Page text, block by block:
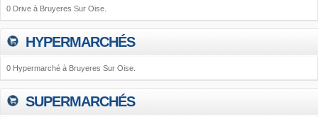
0 Drive à Bruyeres Sur Oise.
HYPERMARCHÉS
0 Hypermarché à Bruyeres Sur Oise.
SUPERMARCHÉS